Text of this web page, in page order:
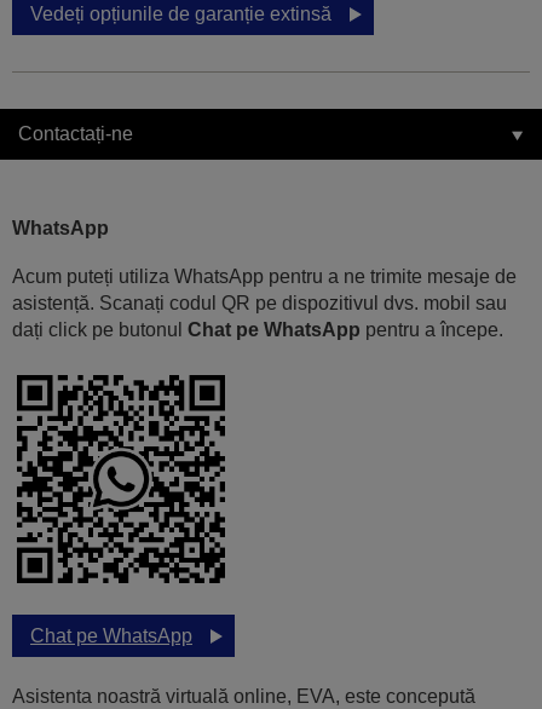
Vedeți opțiunile de garanție extinsă
Contactați-ne
WhatsApp
Acum puteți utiliza WhatsApp pentru a ne trimite mesaje de
asistență. Scanați codul QR pe dispozitivul dvs. mobil sau
dați click pe butonul Chat pe WhatsApp pentru a începe.
Chat pe WhatsApp
Asistenta noastră virtuală online, EVA, este concepută